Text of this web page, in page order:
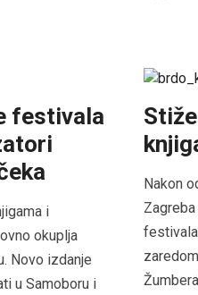
festivala
i
okuplja
Novo izdanje
u Samoboru i
Nakon
festivala